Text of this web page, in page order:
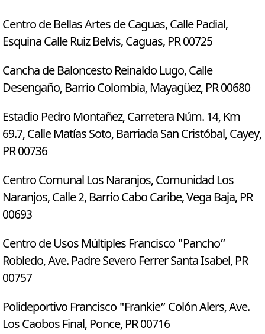
Centro de Bellas Artes de Caguas, Calle Padial,
Esquina Calle Ruiz Belvis, Caguas, PR 00725
Cancha de Baloncesto Reinaldo Lugo, Calle
Desengaño, Barrio Colombia, Mayagüez, PR 00680
Estadio Pedro Montañez, Carretera Núm. 14, Km
69.7, Calle Matías Soto, Barriada San Cristóbal, Cayey,
PR 00736
Centro Comunal Los Naranjos, Comunidad Los
Naranjos, Calle 2, Barrio Cabo Caribe, Vega Baja, PR
00693
Centro de Usos Múltiples Francisco "Pancho”
Robledo, Ave. Padre Severo Ferrer Santa Isabel, PR
00757
Polideportivo Francisco "Frankie” Colón Alers, Ave.
Los Caobos Final, Ponce, PR 00716